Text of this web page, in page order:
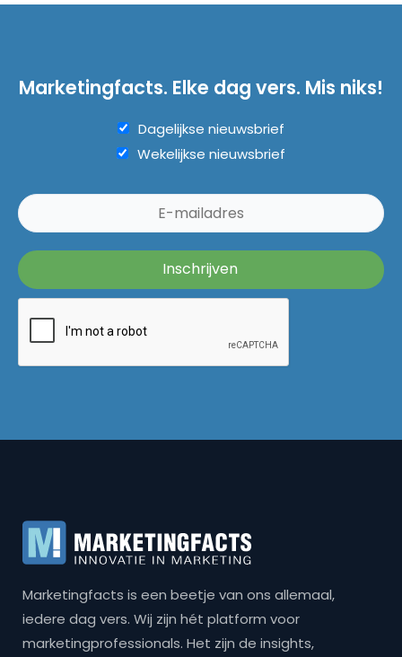
Marketingfacts. Elke dag vers. Mis niks!
Dagelijkse nieuwsbrief
Wekelijkse nieuwsbrief
Marketingfacts is een beetje van ons allemaal,
iedere dag vers. Wij zijn hét platform voor
marketingprofessionals. Het zijn de insights,